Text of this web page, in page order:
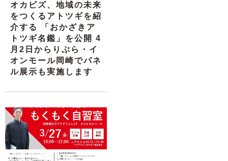
オカビズ、地域の未来
をつくるアトツギを紹
介する 「おかざきア
トツギ名鑑」を公開 4
月2日からりぶら・イ
オンモール岡崎でパネ
ル展示も実施します